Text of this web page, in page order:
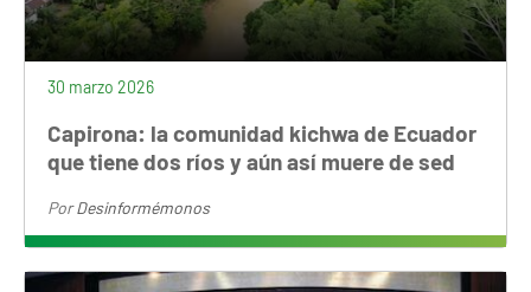
30 marzo 2026
Capirona: la comunidad kichwa de Ecuador
que tiene dos ríos y aún así muere de sed
PorDesinformémonos